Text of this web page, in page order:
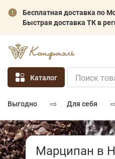
Бесплатная доставка по
Быстрая доставка ТК в
Каталог
выгодно ⇨ для себя
Марципан в